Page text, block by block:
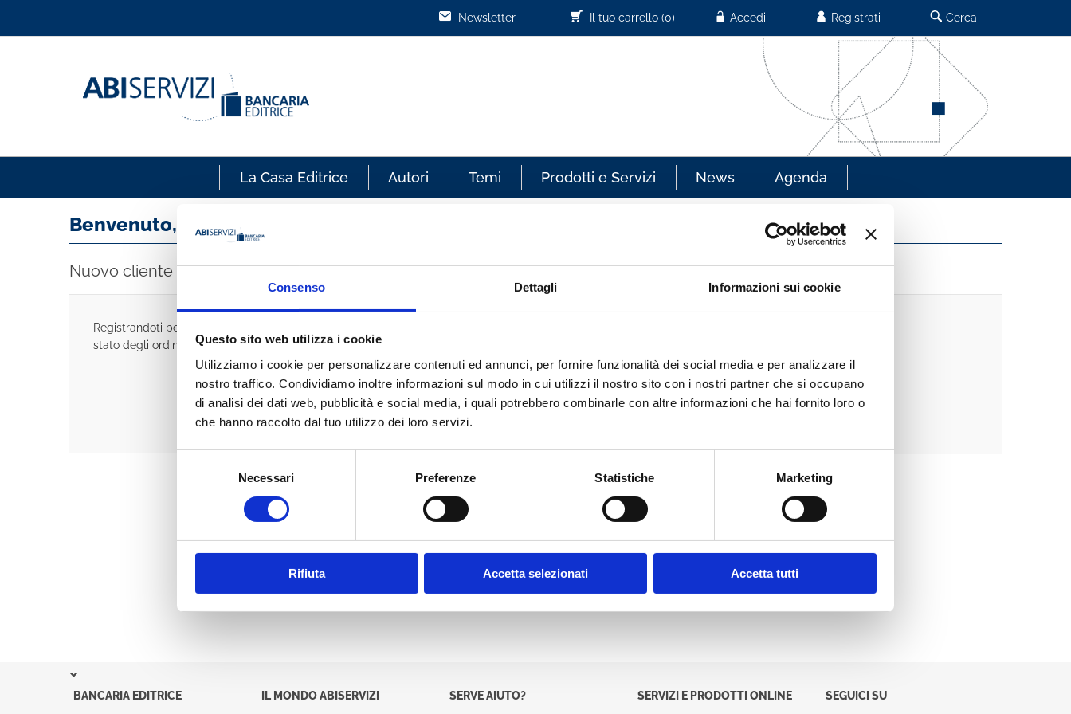
Consenso Dettagli Informazioni sui cookie
Questo sito web utilizza i cookie
Utilizziamo i cookie per personalizzare contenuti ed annunci, per fornire funzionalità dei social media e per analizzare il
nostro traffico. Condividiamo inoltre informazioni sul modo in cui utilizzi il nostro sito con i nostri partner che si occupano
di analisi dei dati web, pubblicità e social media, i quali potrebbero combinarle con altre informazioni che hai fornito loro o
che hanno raccolto dal tuo utilizzo dei loro servizi.
Necessari Preferenze Statistiche Marketing
Rifiuta Accetta selezionati Accetta tutti
Cerca
Registrati
Accedi
Il tuo carrello (0)
Newsletter
La Casa Editrice Autori Temi Prodotti e Servizi News Agenda
Benvenuto, accedi!
Nuovo cliente
Registrandoti potrai acquistare velocemente, essere sempre aggiornato sullo
stato degli ordini e rivedere la storia degli acquisti effettuati
Cliente già registrato
Password:
BANCARIA EDITRICE IL MONDO ABISERVIZI SERVE AIUTO? SERVIZI E PRODOTTI ONLINE SEGUICI SU